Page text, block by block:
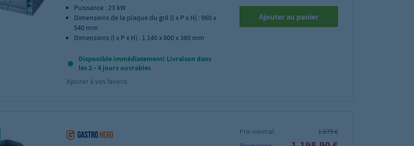
Puissance : 23 kW
Dimensions de la plaque du gril (l x P x H) : 960 x
540 mm
Dimensions (l x P x H) : 1 140 x 800 x 380 mm
Disponible immédiatement! Livraison dans
les 2 - 4 jours ouvrables
Ajouter à vos favoris
Ajouter au panier
Prix normal:
1.675 €